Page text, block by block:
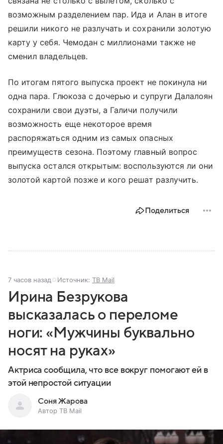
возможным разделением пар. Ида и Алан в итоге
решили никого не разлучать и сохранили золотую
карту у себя. Чемодан с миллионами также не
сменил владельцев.
По итогам пятого выпуска проект не покинула ни
одна пара. Глюкоза с дочерью и супруги Далалоян
сохранили свои дуэты, а Галичи получили
возможность еще некоторое время
распоряжаться одним из самых опасных
преимуществ сезона. Поэтому главный вопрос
выпуска остался открытым: воспользуются ли они
золотой картой позже и кого решат разлучить.
Поделиться
7 часов назад Источник: ТВ Mail
Ирина Безрукова
высказалась о переломе
ноги: «Мужчины буквально
носят на руках»
Актриса сообщила, что все вокруг помогают ей в
этой непростой ситуации
Соня Жарова
Автор ТВ Mail